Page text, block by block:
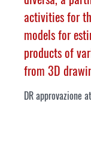
activities for
models for
products of
from 3D
DR approvazione